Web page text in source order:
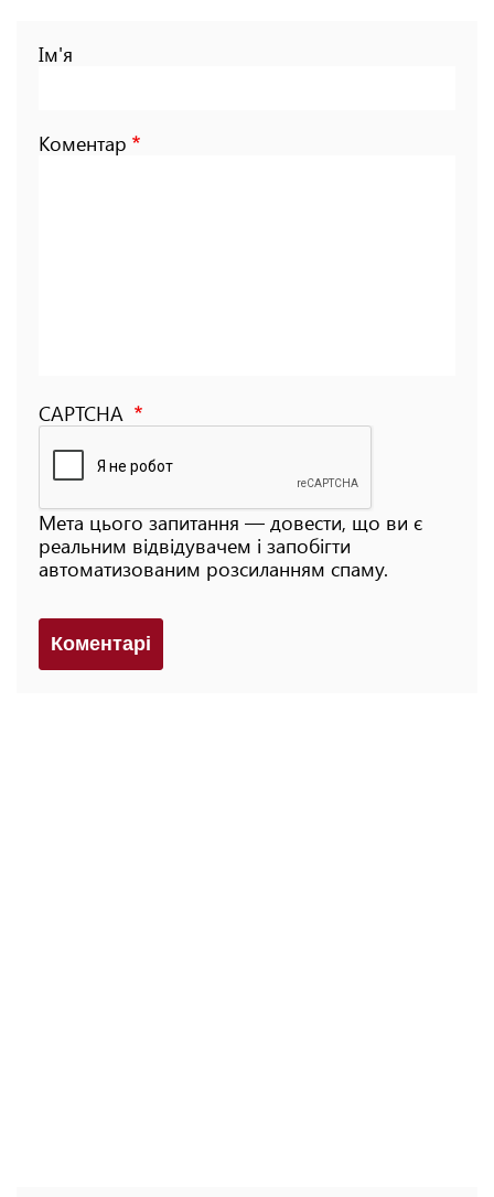
Ім'я
Коментар
CAPTCHA
Мета цього запитання — довести, що ви є
реальним відвідувачем і запобігти
автоматизованим розсиланням спаму.
Коментарi